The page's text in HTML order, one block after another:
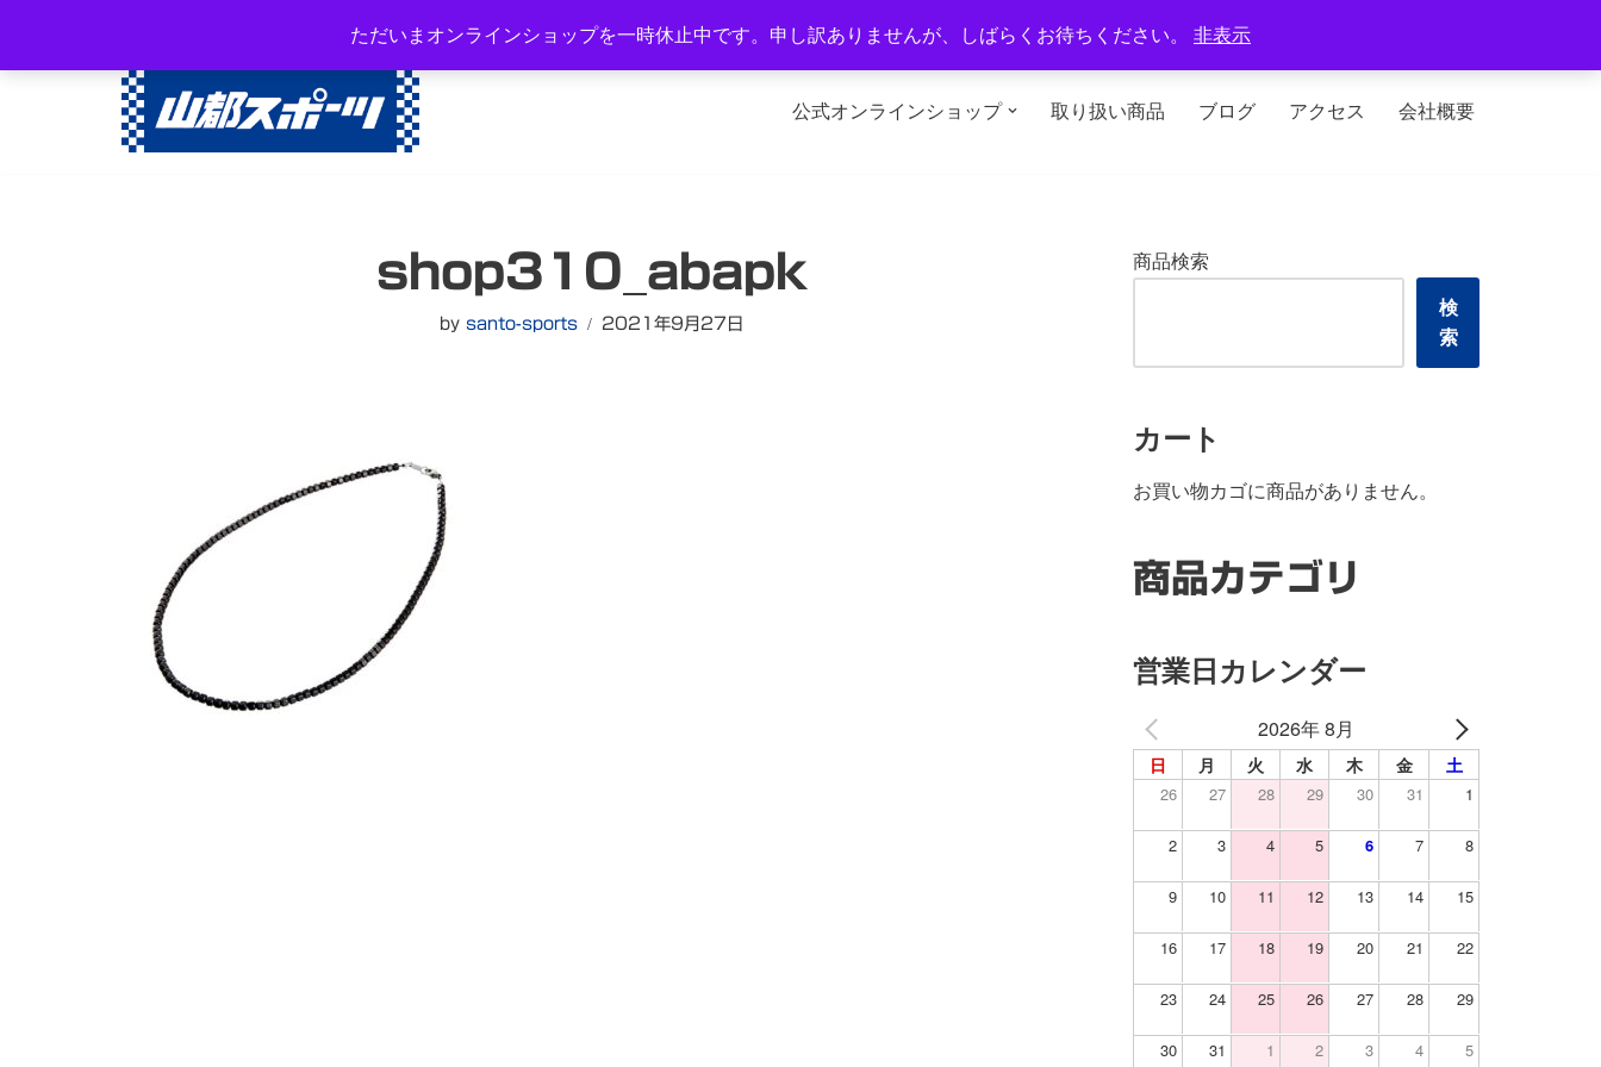
ただいまオンラインショップを一時休止中です。申し訳ありませんが、しばらくお待ちください。 非表示
コ
岐阜県高山市西之一色町3-1081-2 TEL：0577-34-3434 営業時間：午前10時～午後6時 定休日：火曜日、水曜日
公式オンラインショップ 取り扱い商品 ブログ アクセス 会社概要
shop310_abapk
by santo-sports 2021年9月27日
商品検索
検
索
カート
お買い物カゴに商品がありません。
商品カテゴリ
営業日カレンダー
2026年 8月
日 月 火 水 木 金 土
26 27 28 29 30 31 1
2 3 4 5 6 7 8
9 10 11 12 13 14 15
16 17 18 19 20 21 22
23 24 25 26 27 28 29
30 31 1 2 3 4 5